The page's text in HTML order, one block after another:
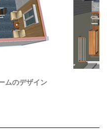
ムのデザイン